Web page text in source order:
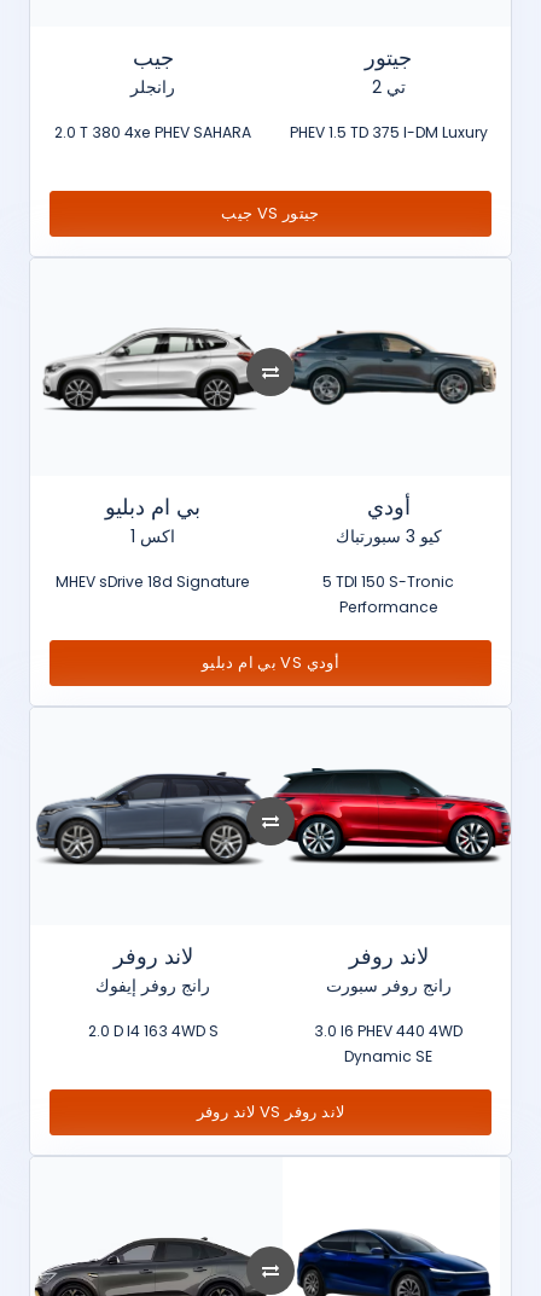
جيب
رانجلر
2.0 T 380 4xe PHEV SAHARA
جيتور
تي 2
PHEV 1.5 TD 375 I-DM Luxury
جيب VS جيتور
بي ام دبليو
اكس 1
MHEV sDrive 18d Signature
أودي
كيو 3 سبورتباك
5 TDI 150 S-Tronic
Performance
بي ام دبليو VS أودي
لاند روفر
رانج روفر إيفوك
2.0 D I4 163 4WD S
لاند روفر
رانج روفر سبورت
3.0 I6 PHEV 440 4WD
Dynamic SE
لاند روفر VS لاند روفر